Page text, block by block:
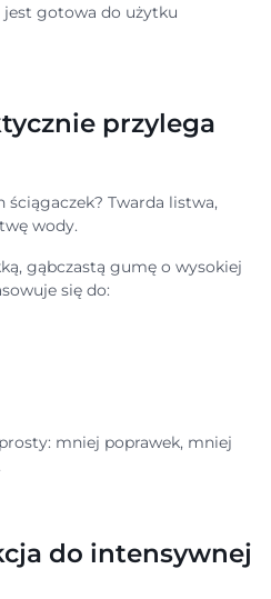
gotowa do użytku
przylega
Twarda listwa,
wody.
gąbczastą gumę o wysokiej
się do:
mniej poprawek, mniej
do intensywnej